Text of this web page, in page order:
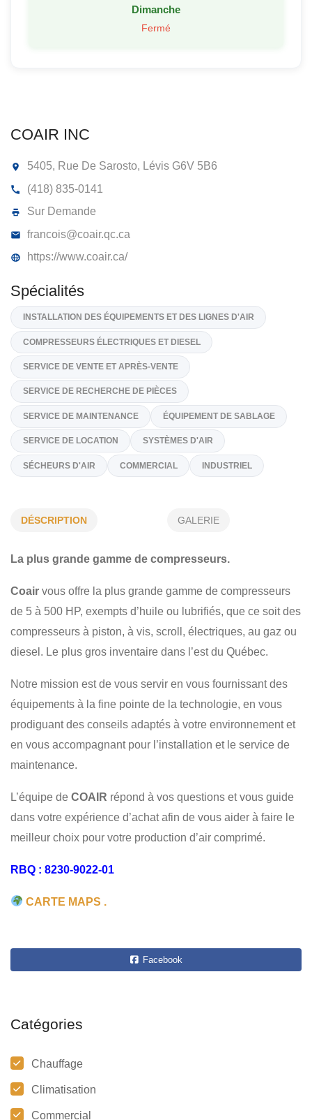
COAIR INC
(418) 835-0141
Sur Demande
francois@coair.qc.ca
https://www.coair.ca/
Spécialités
INSTALLATION DES ÉQUIPEMENTS ET DES LIGNES D'AIR
COMPRESSEURS ÉLECTRIQUES ET DIESEL
SERVICE DE RECHERCHE DE PIÈCES
COMMERCIAL INDUSTRIEL
DÉSCRIPTION GALERIE
La plus grande gamme de compresseurs.
Coair vous offre la plus grande gamme de compresseurs
de 5 à 500 HP, exempts d’huile ou lubrifiés, que ce soit des
compresseurs à piston, à vis, scroll, électriques, au gaz ou
diesel. Le plus gros inventaire dans l’est du Québec.
Notre mission est de vous servir en vous fournissant des
équipements à la fine pointe de la technologie, en vous
prodiguant des conseils adaptés à votre environnement et
en vous accompagnant pour l’installation et le service de
maintenance.
L’équipe de COAIR répond à vos questions et vous guide
dans votre expérience d’achat afin de vous aider à faire le
meilleur choix pour votre production d’air comprimé.
RBQ : 8230-9022-01
CARTE MAPS .
Facebook
Catégories
Chauffage
Climatisation
Commercial
Dimanche
Fermé